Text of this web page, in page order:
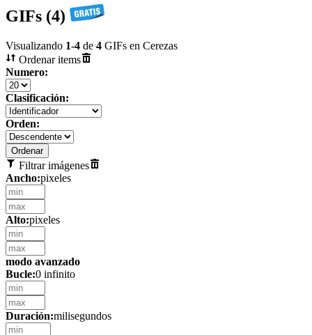
GIFs (4)
Visualizando 1-4 de 4 GIFs en Cerezas
Ordenar items
Numero:
Clasificación:
Orden:
Filtrar imágenes
Ancho:pixeles
Alto:pixeles
modo avanzado
Bucle:0 infinito
Duración:milisegundos